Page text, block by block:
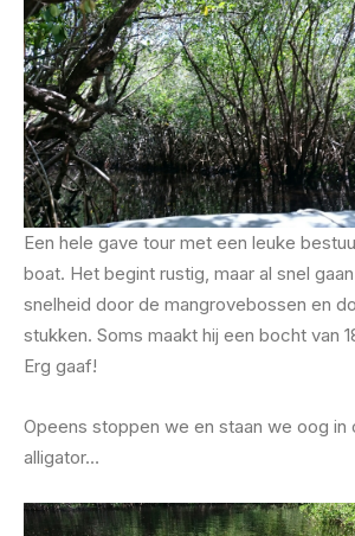
Een hele gave tour met een leuke
boat. Het begint rustig, maar al snel
snelheid door de mangrovebossen en
stukken. Soms maakt hij een bocht van
Erg gaaf!
Opeens stoppen we en staan we oog in
alligator…